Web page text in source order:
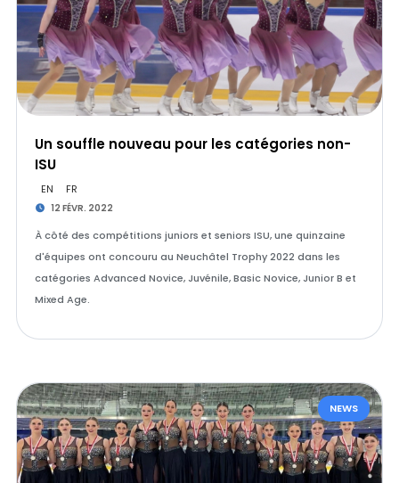
Un souffle nouveau pour les catégories non-
ISU
EN FR
12 FÉVR. 2022
À côté des compétitions juniors et seniors ISU, une quinzaine
d'équipes ont concouru au Neuchâtel Trophy 2022 dans les
catégories Advanced Novice, Juvénile, Basic Novice, Junior B et
Mixed Age.
NEWS